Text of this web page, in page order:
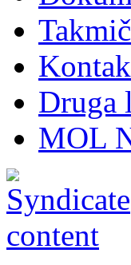
Druga
MOL